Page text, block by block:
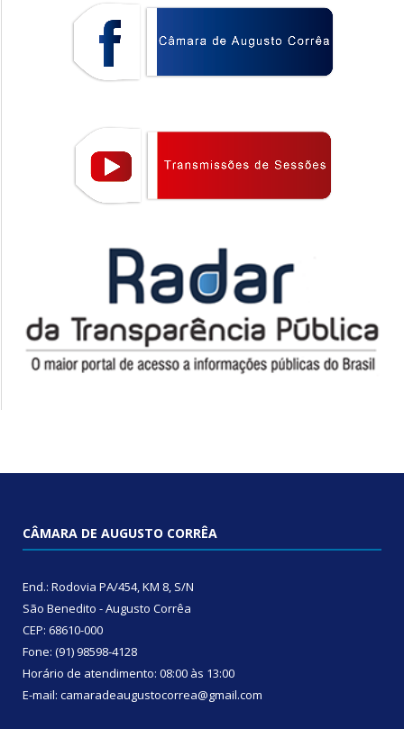
CÂMARA DE AUGUSTO CORRÊA
End.: Rodovia PA/454, KM 8, S/N
São Benedito - Augusto Corrêa
CEP: 68610-000
Fone: (91) 98598-4128
Horário de atendimento: 08:00 às 13:00
E-mail: camaradeaugustocorrea@gmail.com